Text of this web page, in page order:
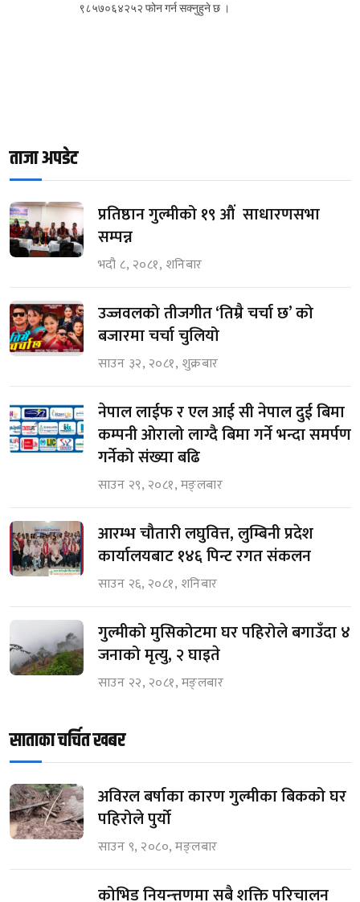
९८५७०६४२५२ फोन गर्न सक्नुहुने छ ।
ताजा अपडेट
प्रतिष्ठान गुल्मीको १९ औं साधारणसभा
सम्पन्न
भदौ ८, २०८१, शनिबार
उज्जवलको तीजगीत ‘तिम्रै चर्चा छ’ को
बजारमा चर्चा चुलियो
साउन ३२, २०८१, शुक्रबार
नेपाल लाईफ र एल आई सी नेपाल दुई बिमा
कम्पनी ओरालो लाग्दै बिमा गर्ने भन्दा समर्पण
गर्नेको संख्या बढि
साउन २९, २०८१, मङ्लबार
आरम्भ चौतारी लघुवित्त, लुम्बिनी प्रदेश
कार्यालयबाट १४६ पिन्ट रगत संकलन
साउन २६, २०८१, शनिबार
गुल्मीको मुसिकोटमा घर पहिरोले बगाउँदा ४
जनाको मृत्यु, २ घाइते
साउन २२, २०८१, मङ्लबार
साताका चर्चित खबर
अविरल बर्षाका कारण गुल्मीका बिकको घर
पहिरोले पुर्यो
साउन ९, २०८०, मङ्लबार
कोभिड नियन्त्तणमा सबै शक्ति परिचालन